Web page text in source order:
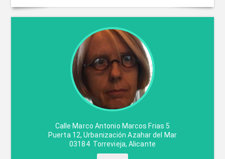
Calle Marco Antonio Marcos Frias 5
Puerta 12, Urbanización Azahar del Mar
03184 Torrevieja,Alicante